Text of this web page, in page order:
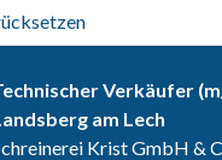
Verkäufer
am Lech
Krist GmbH &